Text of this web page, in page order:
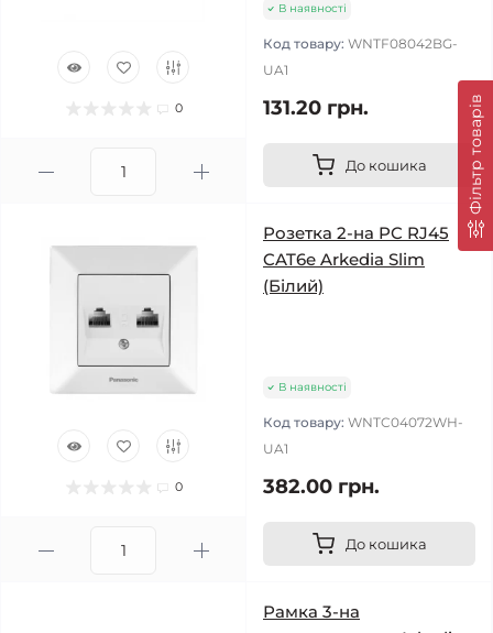
Фільтр товарів
0
В наявності
Код товару: WNTF08042BG-
UA1
131.20 грн.
До кошика
0
Розетка 2-на PC RJ45
CAT6e Arkedia Slim
(Білий)
В наявності
Код товару: WNTC04072WH-
UA1
382.00 грн.
До кошика
Рамка 3-на